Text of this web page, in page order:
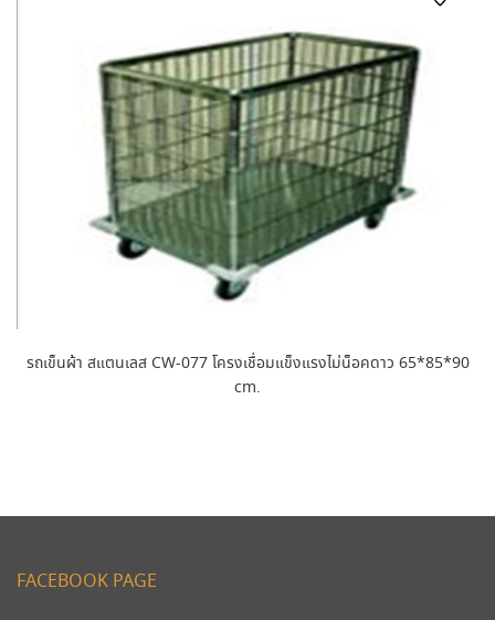
รถเข็นผ้า สแตนเลส CW-077 โครงเชื่อมแข็งแรงไม่น็อคดาว 65*85*90
cm.
FACEBOOK PAGE